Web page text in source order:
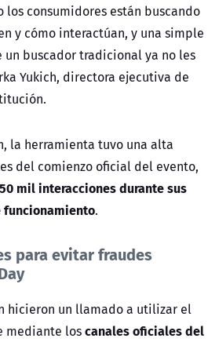
los consumidores están buscando
y cómo interactúan, y una simple
un buscador tradicional ya no les
Yukich, directora ejecutiva de
la herramienta tuvo una alta
del comienzo oficial del evento,
mil interacciones durante sus
funcionamiento.
para evitar fraudes
hicieron un llamado a utilizar el
mediante loscanales oficiales del